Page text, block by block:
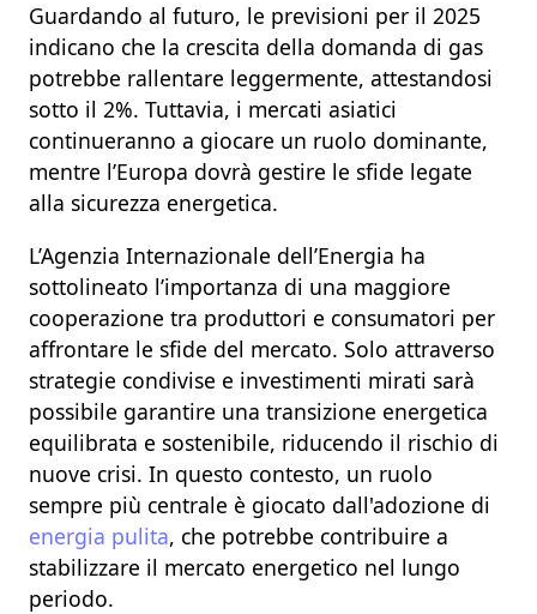
Guardando al futuro, le previsioni per il 2025
indicano che la crescita della domanda di gas
potrebbe rallentare leggermente, attestandosi
sotto il 2%. Tuttavia, i mercati asiatici
continueranno a giocare un ruolo dominante,
mentre l’Europa dovrà gestire le sfide legate
alla sicurezza energetica.
L’Agenzia Internazionale dell’Energia ha
sottolineato l’importanza di una maggiore
cooperazione tra produttori e consumatori per
affrontare le sfide del mercato. Solo attraverso
strategie condivise e investimenti mirati sarà
possibile garantire una transizione energetica
equilibrata e sostenibile, riducendo il rischio di
nuove crisi. In questo contesto, un ruolo
sempre più centrale è giocato dall'adozione di
energia pulita, che potrebbe contribuire a
stabilizzare il mercato energetico nel lungo
periodo.